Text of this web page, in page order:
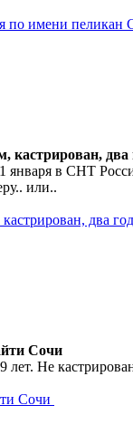
по имени пеликан
кастрирован, два
1 января в СНТ
или..
два
Сочи
лет. Не
Сочи